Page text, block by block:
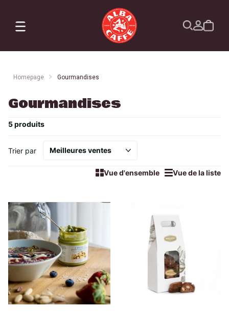
Commandes Abonnement
Homepage Gourmandises
Gourmandises
5 produits
Vue d'ensemble Vue de la liste
Trier par